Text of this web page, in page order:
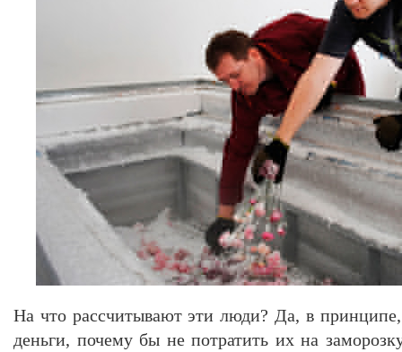
На что рассчитывают эти люди? Да, в
деньги, почему бы не потратить их на